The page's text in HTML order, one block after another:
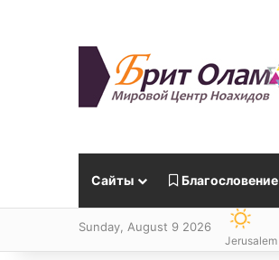
Сайты Благословение
Sunday, August 9 2026
Jerusalem